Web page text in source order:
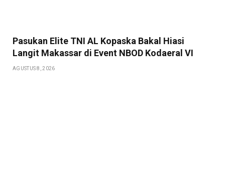
Pasukan Elite TNI AL Kopaska Bakal Hiasi
Langit Makassar di Event NBOD Kodaeral VI
AGUSTUS 8, 2026